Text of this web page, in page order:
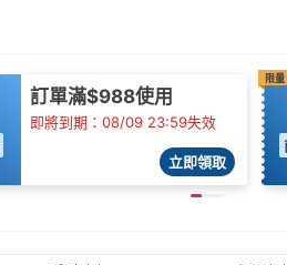
訂單滿$988使用
即將到期：08/09 23:59失效
立即領取
限量